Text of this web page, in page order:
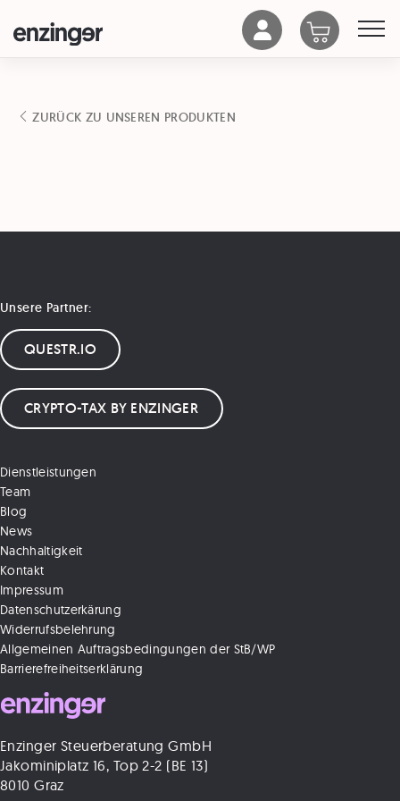
ZURÜCK ZU UNSEREN PRODUKTEN
Enzinger Steuerberatung GmbH
Jakominiplatz 16, Top 2-2 (BE 13)
8010 Graz
Dienstleistungen
Team
Blog
News
Nachhaltigkeit
Kontakt
Impressum
Datenschutzerkärung
Widerrufsbelehrung
Allgemeinen Auftragsbedingungen der StB/WP
Barrierefreiheitserklärung
Unsere Partner:
QUESTR.IO
CRYPTO-TAX BY ENZINGER